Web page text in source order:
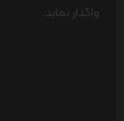
واگذار نماید.